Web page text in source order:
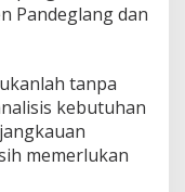
Pandeglang dan
tanpa
kebutuhan
memerlukan